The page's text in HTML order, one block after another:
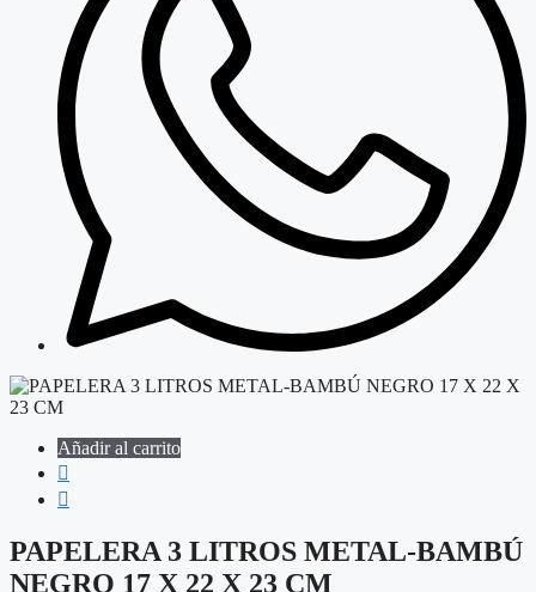
Añadir al carrito
PAPELERA 3 LITROS METAL-BAMBÚ
NEGRO 17 X 22 X 23 CM